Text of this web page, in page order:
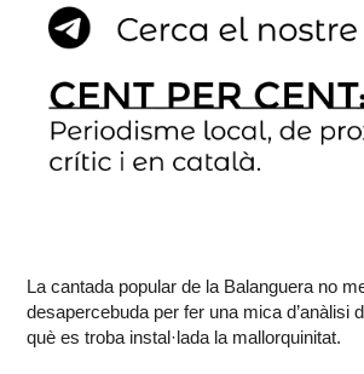
La cantada popular de la Balanguera no
desapercebuda per fer una mica d’anàlisi
què es troba instal·lada la mallorquinitat.